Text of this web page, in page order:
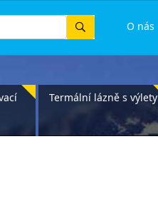
O nás
Termální lázně s výlety